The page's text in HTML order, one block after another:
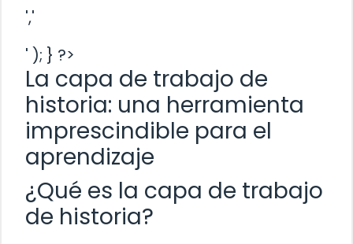
','
' ); } ?>
La capa de trabajo de
historia: una herramienta
imprescindible para el
aprendizaje
¿Qué es la capa de trabajo
de historia?